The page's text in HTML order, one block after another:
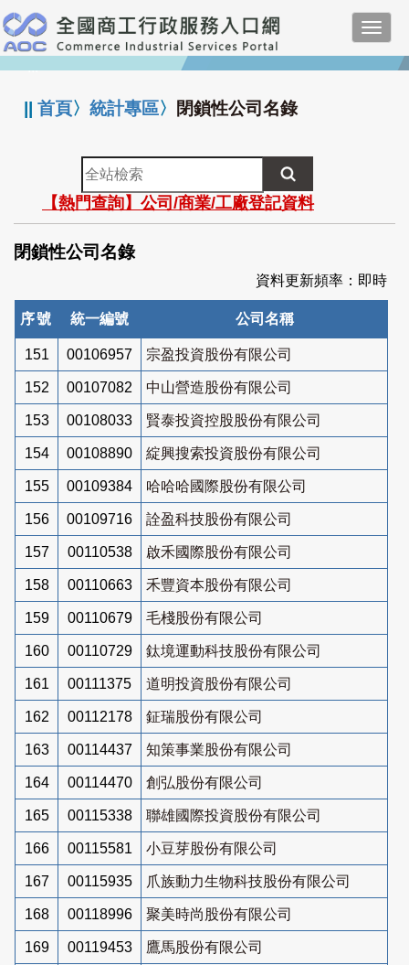
跳
到
主
要
:::
||首頁〉統計專區〉 閉鎖性公司名錄
全
站
檢
索
【熱門查詢】公司/商業/工廠登記資料
閉鎖性公司名錄
資料更新頻率：即時
序號 統一編號 公司名稱
151 00106957 宗盈投資股份有限公司
152 00107082 中山營造股份有限公司
153 00108033 賢泰投資控股股份有限公司
154 00108890 綻興搜索投資股份有限公司
155 00109384 哈哈哈國際股份有限公司
156 00109716 詮盈科技股份有限公司
157 00110538 啟禾國際股份有限公司
158 00110663 禾豐資本股份有限公司
159 00110679 毛棧股份有限公司
160 00110729 鈦境運動科技股份有限公司
161 00111375 道明投資股份有限公司
162 00112178 鉦瑞股份有限公司
163 00114437 知策事業股份有限公司
164 00114470 創弘股份有限公司
165 00115338 聯雄國際投資股份有限公司
166 00115581 小豆芽股份有限公司
167 00115935 爪族動力生物科技股份有限公司
168 00118996 聚美時尚股份有限公司
169 00119453 鷹馬股份有限公司